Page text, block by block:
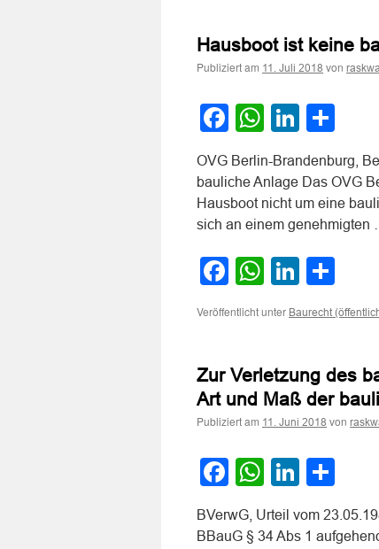
Hausboot ist keine
Publiziert am 11. Juli 2018 von
Facebook
WhatsApp
OVG Berlin-Brandenburg,
bauliche Anlage Das OVG
Hausboot nicht um eine
sich an einem genehmigten
Facebook
WhatsApp
Veröffentlicht unter Baurecht
Zur Verletzung des
Art und Maß der
Publiziert am 11. Juni 2018 von
Facebook
WhatsApp
BVerwG, Urteil vom
BBauG § 34 Abs 1